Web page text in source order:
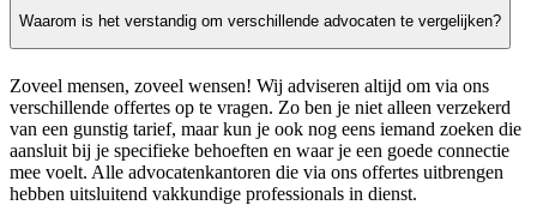
Waarom is het verstandig om verschillende advocaten te vergelijken?
Zoveel mensen, zoveel wensen! Wij adviseren altijd om via ons
verschillende offertes op te vragen. Zo ben je niet alleen verzekerd
van een gunstig tarief, maar kun je ook nog eens iemand zoeken die
aansluit bij je specifieke behoeften en waar je een goede connectie
mee voelt. Alle advocatenkantoren die via ons offertes uitbrengen
hebben uitsluitend vakkundige professionals in dienst.